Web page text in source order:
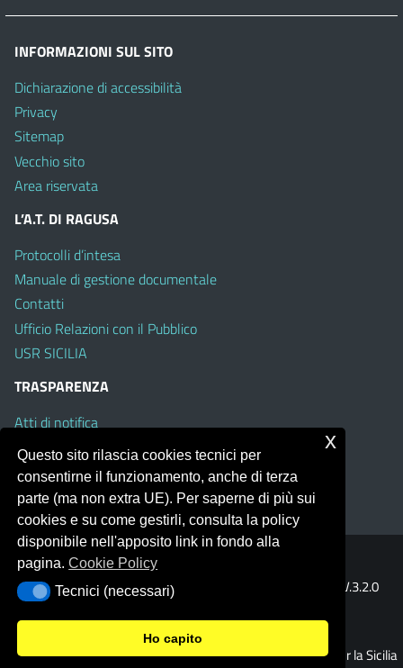
INFORMAZIONI SUL SITO
Dichiarazione di accessibilità
Privacy
Sitemap
Vecchio sito
Area riservata
L’A.T. DI RAGUSA
Protocolli d’intesa
Manuale di gestione documentale
Contatti
Ufficio Relazioni con il Pubblico
USR SICILIA
TRASPARENZA
Atti di notifica
Albo on line
Amministrazione Trasparente
Obiettivi di Accessibilità
Portale realizzato con la piattaforma
Template Italia configurato sul tema accessibile
V.3.2.0
(Mizar)
© 2026 Ufficio Scolastico Regionale per la Sicilia
Questo sito rilascia cookies tecnici per
consentirne il funzionamento, anche di terza
parte (ma non extra UE). Per saperne di più sui
cookies e su come gestirli, consulta la policy
disponibile nell'apposito link in fondo alla
pagina.Cookie Policy
Tecnici (necessari)
Tecnici (necessari)
Ho capito
x